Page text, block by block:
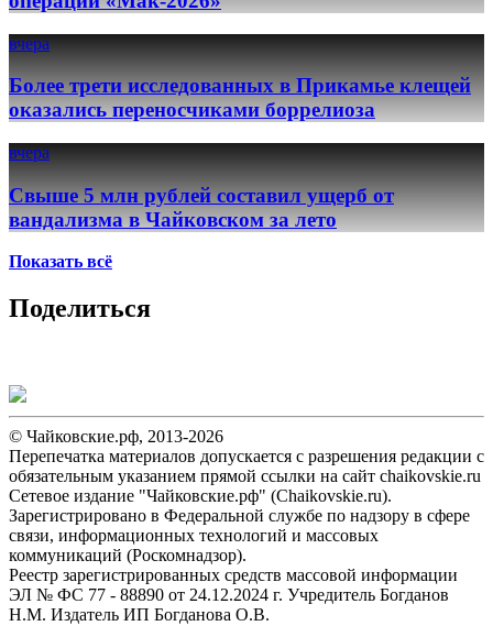
вчера
Более трети исследованных в Прикамье клещей
оказались переносчиками боррелиоза
вчера
Свыше 5 млн рублей составил ущерб от
вандализма в Чайковском за лето
Показать всё
Поделиться
© Чайковские.рф, 2013-2026
Перепечатка материалов допускается с разрешения редакции с
обязательным указанием прямой ссылки на сайт chaikovskie.ru
Сетевое издание "Чайковские.рф" (Chaikovskie.ru).
Зарегистрировано в Федеральной службе по надзору в сфере
связи, информационных технологий и массовых
коммуникаций (Роскомнадзор).
Реестр зарегистрированных средств массовой информации
ЭЛ № ФС 77 - 88890 от 24.12.2024 г. Учредитель Богданов
Н.М. Издатель ИП Богданова О.В.